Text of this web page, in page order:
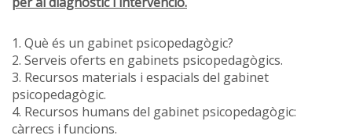
1. Què és un gabinet psicopedagògic?
2. Serveis oferts en gabinets psicopedagògics.
3. Recursos materials i espacials del gabinet
psicopedagògic.
4. Recursos humans del gabinet psicopedagògic:
càrrecs i funcions.